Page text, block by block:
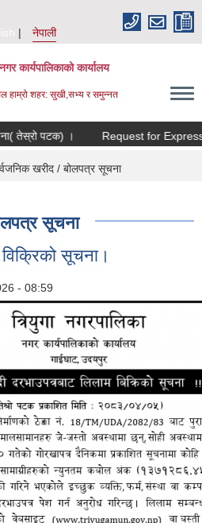
नेपाली
कार्यपालिकाको कार्यालय
हाम्रो शहर: सुखी,सभ्य र समुन्नत
पटक) । Request for Expression
खरीद / बोलपत्र सूचना
सूचना
सूचना।
- 08:59